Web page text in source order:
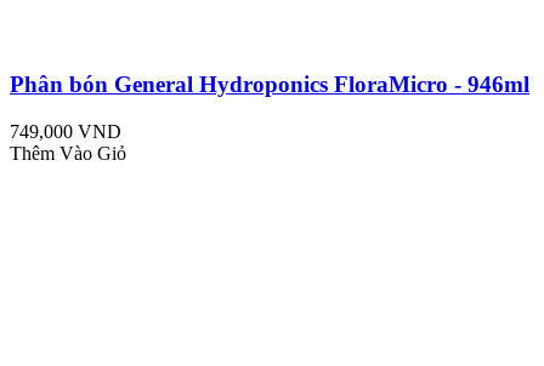
Phân bón General Hydroponics FloraMicro - 946ml
749,000 VND
Thêm Vào Giỏ